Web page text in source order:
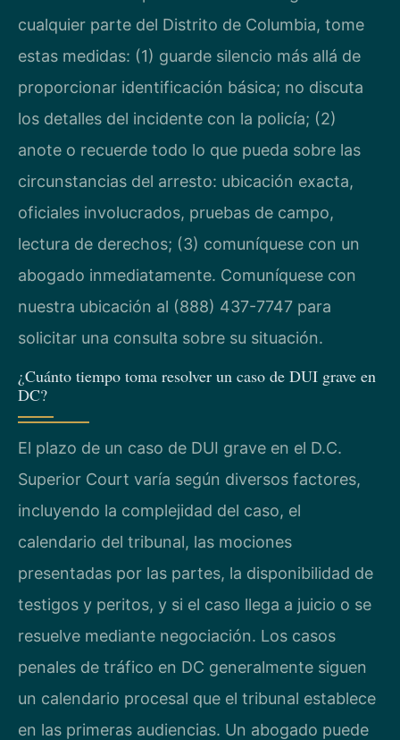
cualquier parte del Distrito de Columbia, tome
estas medidas: (1) guarde silencio más allá de
proporcionar identificación básica; no discuta
los detalles del incidente con la policía; (2)
anote o recuerde todo lo que pueda sobre las
circunstancias del arresto: ubicación exacta,
oficiales involucrados, pruebas de campo,
lectura de derechos; (3) comuníquese con un
abogado inmediatamente. Comuníquese con
nuestra ubicación al (888) 437-7747 para
solicitar una consulta sobre su situación.
¿Cuánto tiempo toma resolver un caso de DUI grave en
DC?
El plazo de un caso de DUI grave en el D.C.
Superior Court varía según diversos factores,
incluyendo la complejidad del caso, el
calendario del tribunal, las mociones
presentadas por las partes, la disponibilidad de
testigos y peritos, y si el caso llega a juicio o se
resuelve mediante negociación. Los casos
penales de tráfico en DC generalmente siguen
un calendario procesal que el tribunal establece
en las primeras audiencias. Un abogado puede